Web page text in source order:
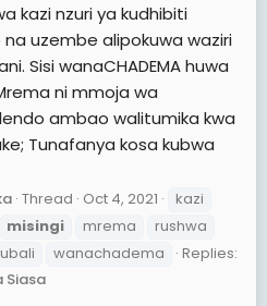
kazi nzuri ya kudhibiti
uzembe alipokuwa waziri
Sisi wanaCHADEMA huwa
ni mmoja wa
ambao walitumika kwa
Tunafanya kosa kubwa
Thread Oct 4, 2021
kazi
misingi mrema
rushwa
wanachadema
Replies:
Siasa